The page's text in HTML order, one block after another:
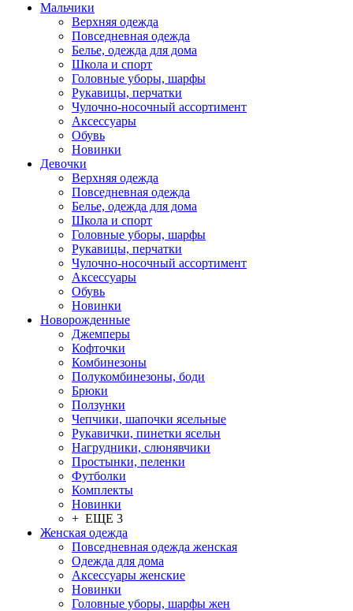
Мальчики
Верхняя одежда
Повседневная одежда
Белье, одежда для дома
Школа и спорт
Головные уборы, шарфы
Рукавицы, перчатки
Чулочно-носочный ассортимент
Аксессуары
Обувь
Новинки
Девочки
Верхняя одежда
Повседневная одежда
Белье, одежда для дома
Школа и спорт
Головные уборы, шарфы
Рукавицы, перчатки
Чулочно-носочный ассортимент
Аксессуары
Обувь
Новинки
Новорожденные
Джемперы
Кофточки
Комбинезоны
Полукомбинезоны, боди
Брюки
Ползунки
Чепчики, шапочки ясельные
Рукавички, пинетки ясельн
Нагрудники, слюнявчики
Простынки, пеленки
Футболки
Комплекты
Новинки
+ ЕЩЕ 3
Женская одежда
Повседневная одежда женская
Одежда для дома
Аксессуары женские
Новинки
Головные уборы, шарфы жен